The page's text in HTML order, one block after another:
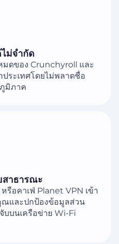
ม่จำกัด
ดของ Crunchyroll และ
ระเทศโดยไม่พลาดชื่อ
ภูมิภาค
สาธารณะ
รือคาเฟ่ Planet VPN เข้า
ณและปกป้องข้อมูลส่วน
บนเครือข่าย Wi-Fi